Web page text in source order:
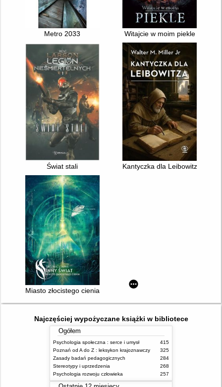
Metro 2033 Witajcie w moim piekle
Świat stali Kantyczka dla Leibowitza
Miasto złocistego cienia
Najczęściej wypożyczane książki w bibliotece
Ogółem
Psychologia społeczna : serce i umysł
415
Poznań od A do Z : leksykon krajoznawczy
325
Zasady badań pedagogicznych
284
Stereotypy i uprzedzenia
268
Psychologia rozwoju człowieka
257